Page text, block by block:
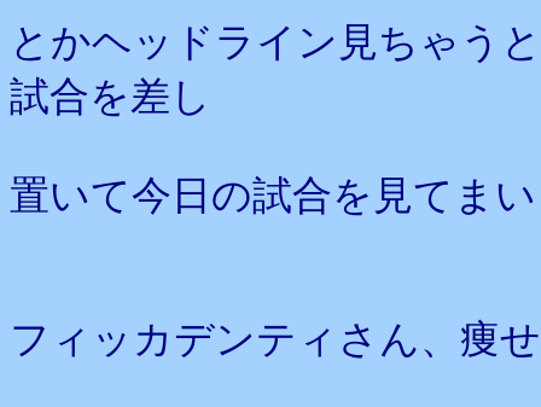
とかヘッドライン見ちゃう
試合を差し
置いて今日の試合を見てま
フィッカデンティさん、痩